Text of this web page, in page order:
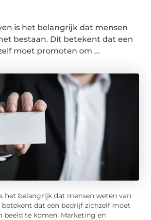
is het belangrijk dat mensen
bestaan. Dit betekent dat een
moet promoten om ...
het belangrijk dat mensen weten van
betekent dat een bedrijf zichzelf moet
beeld te komen. Marketing en